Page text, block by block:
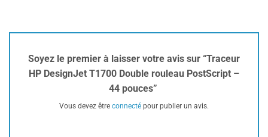
Soyez le premier à laisser votre avis sur “Traceur
HP DesignJet T1700 Double rouleau PostScript –
44 pouces”
Vous devez être connecté pour publier un avis.